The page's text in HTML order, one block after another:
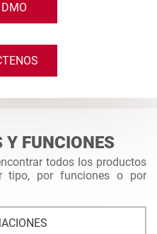
FUNCIONES
todos los productos
tipo, por funciones o por